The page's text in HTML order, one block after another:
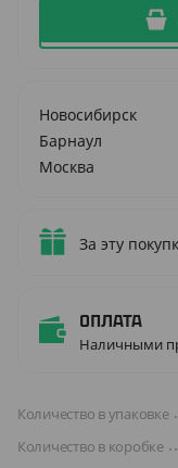
Новосибирск
Барнаул
Москва
За эту
Оплата
Наличными
Количество в упаковке
Количество в коробке